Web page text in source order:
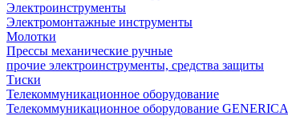
Электроинструменты
Электромонтажные инструменты
Молотки
Прессы механические ручные
прочие электроинструменты, средства защиты
Тиски
Телекоммуникационное оборудование
Телекоммуникационное оборудование GENERICA